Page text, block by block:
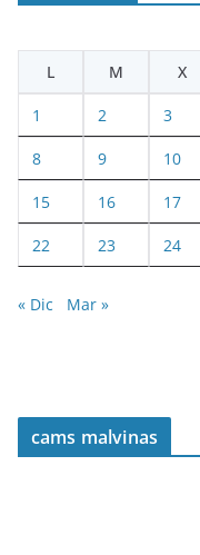
L
M X
1 2 3
8 9 10
15 16 17
22 23 24
« Dic Mar »
cams malvinas